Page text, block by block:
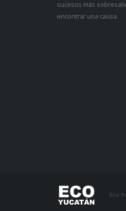
sucesos más
encontrar una causa.
Eco